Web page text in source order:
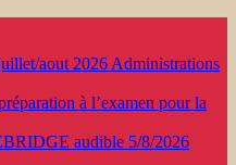
aout 2026 Administrations
à l’examen pour la
audible 5/8/2026